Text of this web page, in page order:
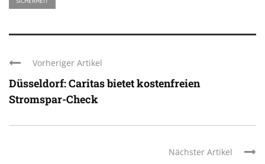
Vorheriger Artikel
Düsseldorf: Caritas bietet kostenfreien
Stromspar-Check
Nächster Artikel